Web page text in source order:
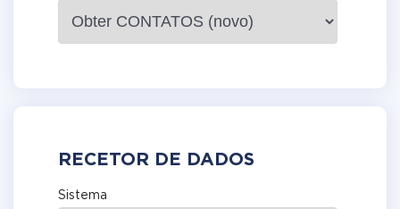
RECETOR DE DADOS
Sistema